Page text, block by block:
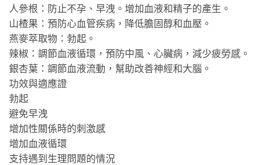
人參根：防止不孕、早洩。增加血液和精子的產生。
山楂果：預防心血管疾病，降低膽固醇和血壓。
燕麥萃取物：勃起。
辣椒：調節血液循環，預防中風、心臟病，減少疲勞感。
銀杏葉：調節血液流動，幫助改善神經和大腦。
功效與適應證
勃起
避免早洩
增加性關係時的刺激感
增加血液循環
支持遇到生理問題的情況